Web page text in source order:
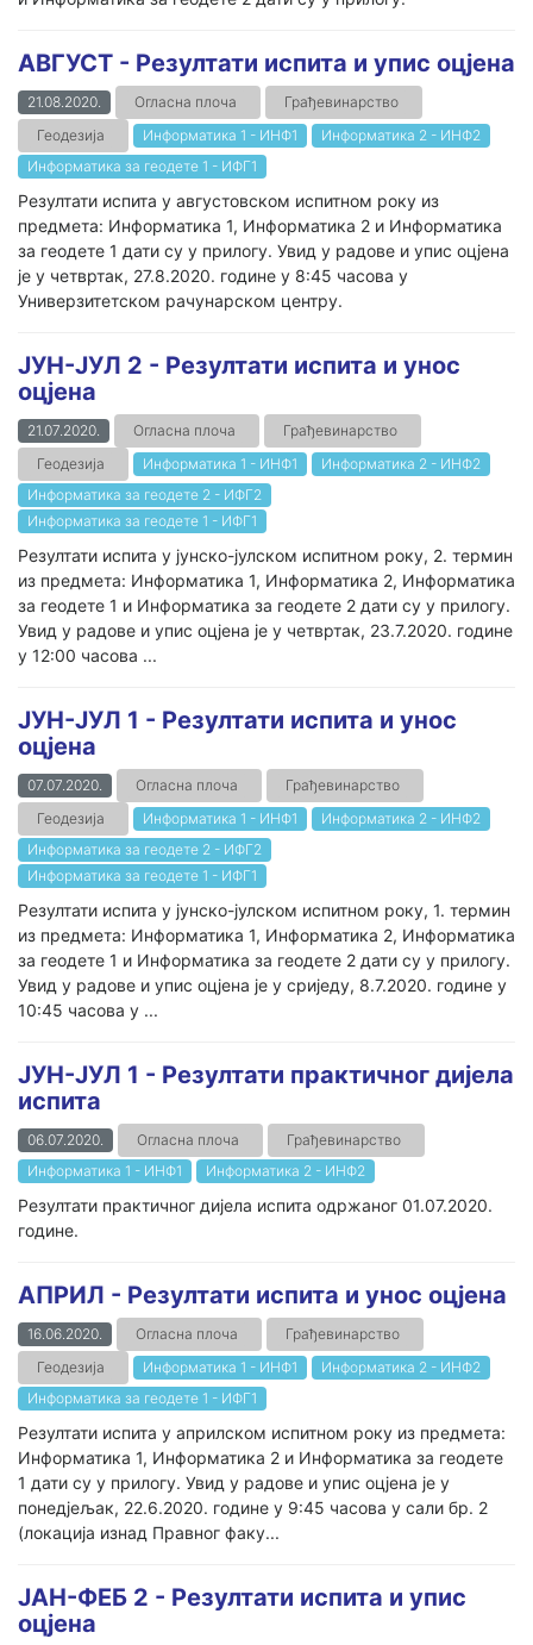
АВГУСТ - Резултати испита и упис оцјена
21.08.2020. Огласна плоча
Грађевинарство
Геодезија
Информатика 1 - ИНФ1
Информатика 2 - ИНФ2
Информатика за геодете 1 - ИФГ1
Резултати испита у августовском испитном року из
предмета: Информатика 1, Информатика 2 и Информатика
за геодете 1 дати су у прилогу. Увид у радове и упис оцјена
је у четвртак, 27.8.2020. године у 8:45 часова у
Универзитетском рачунарском центру.
ЈУН-ЈУЛ 2 - Резултати испита и унос
оцјена
21.07.2020. Огласна плоча
Грађевинарство
Геодезија
Информатика 1 - ИНФ1
Информатика 2 - ИНФ2
Информатика за геодете 2 - ИФГ2
Информатика за геодете 1 - ИФГ1
Резултати испита у јунско-јулском испитном року, 2. термин
из предмета: Информатика 1, Информатика 2, Информатика
за геодете 1 и Информатика за геодете 2 дати су у прилогу.
Увид у радове и упис оцјена је у четвртак, 23.7.2020. године
у 12:00 часова ...
ЈУН-ЈУЛ 1 - Резултати испита и унос
оцјена
07.07.2020. Огласна плоча
Грађевинарство
Геодезија
Информатика 1 - ИНФ1
Информатика 2 - ИНФ2
Информатика за геодете 2 - ИФГ2
Информатика за геодете 1 - ИФГ1
Резултати испита у јунско-јулском испитном року, 1. термин
из предмета: Информатика 1, Информатика 2, Информатика
за геодете 1 и Информатика за геодете 2 дати су у прилогу.
Увид у радове и упис оцјена је у сриједу, 8.7.2020. године у
10:45 часова у ...
ЈУН-ЈУЛ 1 - Резултати практичног дијела
испита
06.07.2020. Огласна плоча
Грађевинарство
Информатика 1 - ИНФ1
Информатика 2 - ИНФ2
Резултати практичног дијела испита одржаног 01.07.2020.
године.
АПРИЛ - Резултати испита и унос оцјена
16.06.2020. Огласна плоча
Грађевинарство
Геодезија
Информатика 1 - ИНФ1
Информатика 2 - ИНФ2
Информатика за геодете 1 - ИФГ1
Резултати испита у априлском испитном року из предмета:
Информатика 1, Информатика 2 и Информатика за геодете
1 дати су у прилогу. Увид у радове и упис оцјена је у
понедјељак, 22.6.2020. године у 9:45 часова у сали бр. 2
(локација изнад Правног факу...
ЈАН-ФЕБ 2 - Резултати испита и упис
оцјена